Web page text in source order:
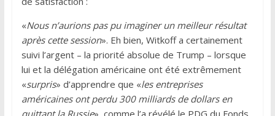
«Nous n’aurions pas pu imaginer un meilleur résultat
après cette session». Eh bien, Witkoff a certainement
suivi l’argent – la priorité absolue de Trump – lorsque
lui et la délégation américaine ont été extrêmement
«surpris» d’apprendre que «les entreprises
américaines ont perdu 300 milliards de dollars en
quittant la Russie», comme l’a révélé le PDG du Fonds